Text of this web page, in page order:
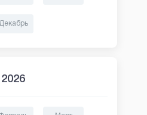
Декабрь
2026